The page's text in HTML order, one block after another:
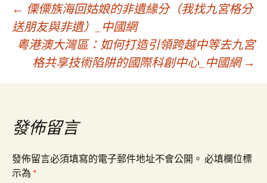
文
章
導
覽
← 傈僳族海回姑娘的非遺緣分（我找九宮格分
送朋友與非遺）_中國網
粵港澳大灣區：如何打造引領跨越中等去九宮
格共享技術陷阱的國際科創中心_中國網 →
發佈留言
發佈留言必須填寫的電子郵件地址不會公開。 必填欄位標
示為 *